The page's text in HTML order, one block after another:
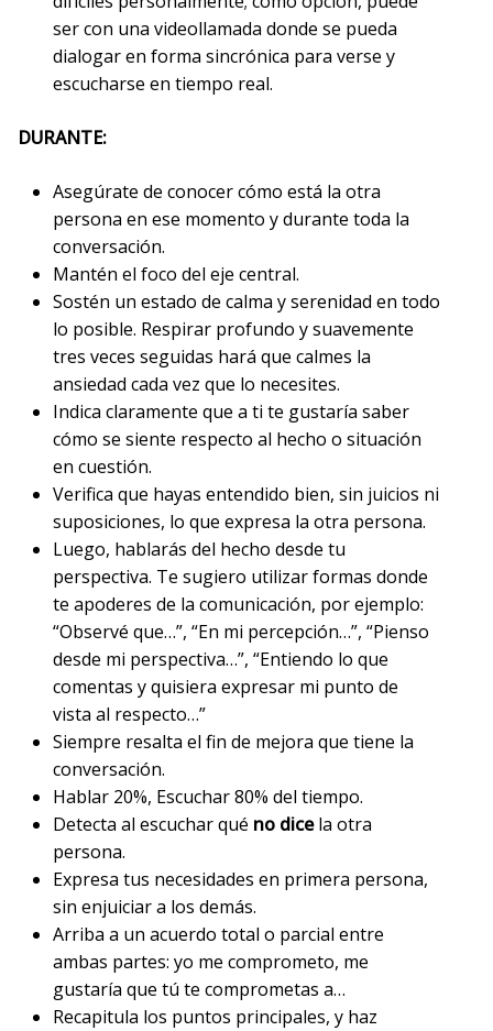
ser con una videollamada donde se pueda
dialogar en forma sincrónica para verse y
escucharse en tiempo real.
DURANTE:
Asegúrate de conocer cómo está la otra
persona en ese momento y durante toda la
conversación.
Mantén el foco del eje central.
Sostén un estado de calma y serenidad en todo
lo posible. Respirar profundo y suavemente
tres veces seguidas hará que calmes la
ansiedad cada vez que lo necesites.
Indica claramente que a ti te gustaría saber
cómo se siente respecto al hecho o situación
en cuestión.
Verifica que hayas entendido bien, sin juicios ni
suposiciones, lo que expresa la otra persona.
Luego, hablarás del hecho desde tu
perspectiva. Te sugiero utilizar formas donde
te apoderes de la comunicación, por ejemplo:
“Observé que…”, “En mi percepción…”, “Pienso
desde mi perspectiva…”, “Entiendo lo que
comentas y quisiera expresar mi punto de
vista al respecto…”
Siempre resalta el fin de mejora que tiene la
conversación.
Hablar 20%, Escuchar 80% del tiempo.
Detecta al escuchar qué no dicela otra
persona.
Expresa tus necesidades en primera persona,
sin enjuiciar a los demás.
Arriba a un acuerdo total o parcial entre
ambas partes: yo me comprometo, me
gustaría que tú te comprometas a…
Recapitula los puntos principales, y haz